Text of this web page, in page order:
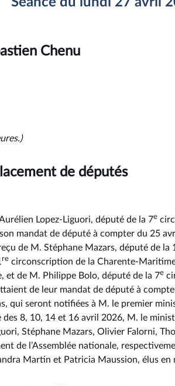
Chenu
de députés
Lopez-Liguori, député de la 7e
mandat de député à compter du 25
de M. Stéphane Mazars, député de la 1
re circonscription de la Charente-
et de M. Philippe Bolo, député de la 7e
de leur mandat de député à
qui seront notifiées à M. le premier
des 8, 10, 14 et 16 avril 2026, M. le
Stéphane Mazars, Olivier Falorni,
de l’Assemblée nationale,
Martin et Patricia Maussion, élus en